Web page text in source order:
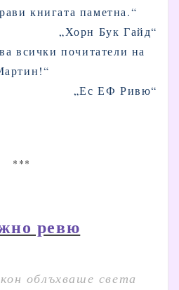
книгата паметна.“
„Хорн Бук Гайд“
всички почитатели на
„Ес ЕФ Ривю“
***
ревю
облъхваше света